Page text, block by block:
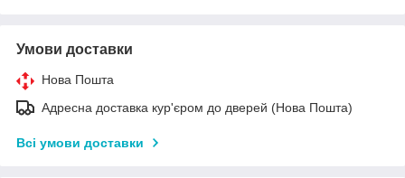
Умови доставки
Нова Пошта
Адресна доставка кур'єром до дверей (Нова Пошта)
Всі умови доставки